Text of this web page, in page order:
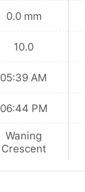
0.0 mm
10.0
05:39 AM
06:44 PM
Waning
Crescent